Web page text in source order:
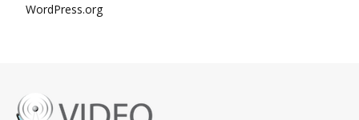
WordPress.org